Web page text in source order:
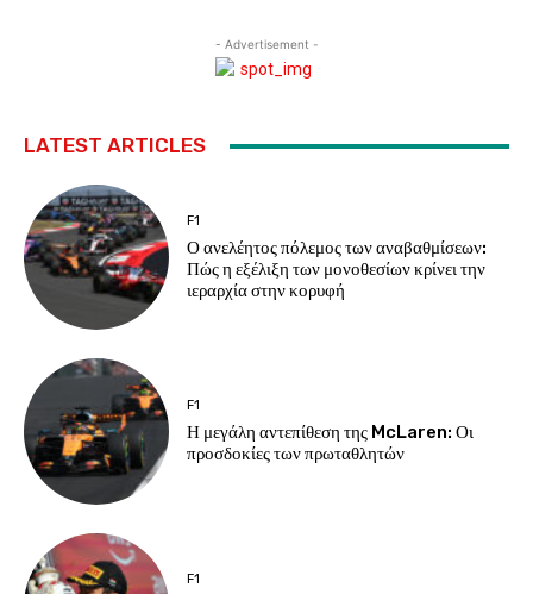
- Advertisement -
LATEST ARTICLES
F1
Ο ανελέητος πόλεμος των αναβαθμίσεων:
Πώς η εξέλιξη των μονοθεσίων κρίνει την
ιεραρχία στην κορυφή
F1
Η μεγάλη αντεπίθεση της McLaren: Οι
προσδοκίες των πρωταθλητών
F1